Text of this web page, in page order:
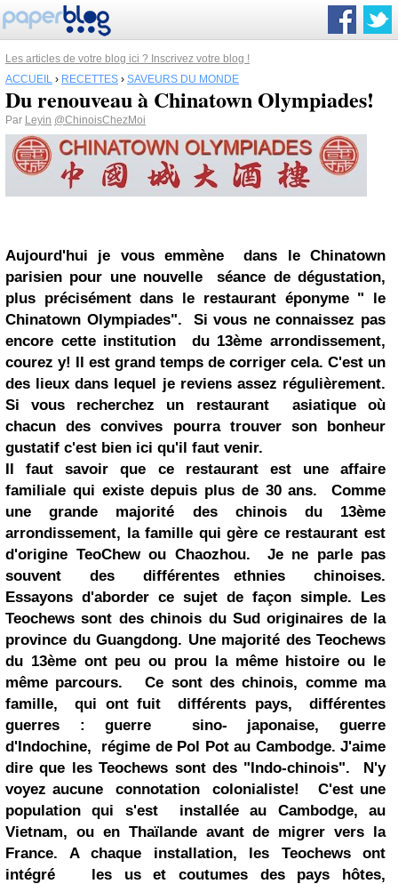
Les articles de votre blog ici ? Inscrivez votre blog !
ACCUEIL › RECETTES › SAVEURS DU MONDE
Du renouveau à Chinatown Olympiades!
Par Leyin @ChinoisChezMoi
Aujourd'hui je vous emmène dans le Chinatown
parisien pour une nouvelle séance de dégustation,
plus précisément dans le restaurant éponyme " le
Chinatown Olympiades". Si vous ne connaissez pas
encore cette institution du 13ème arrondissement,
courez y! Il est grand temps de corriger cela. C'est un
des lieux dans lequel je reviens assez régulièrement.
Si vous recherchez un restaurant asiatique où
chacun des convives pourra trouver son bonheur
gustatif c'est bien ici qu'il faut venir.
Il faut savoir que ce restaurant est une affaire
familiale qui existe depuis plus de 30 ans. Comme
une grande majorité des chinois du 13ème
arrondissement, la famille qui gère ce restaurant est
d'origine TeoChew ou Chaozhou. Je ne parle pas
souvent des différentes ethnies chinoises.
Essayons d'aborder ce sujet de façon simple. Les
Teochews sont des chinois du Sud originaires de la
province du Guangdong. Une majorité des Teochews
du 13ème ont peu ou prou la même histoire ou le
même parcours. Ce sont des chinois, comme ma
famille, qui ont fuit différents pays, différentes
guerres : guerre sino- japonaise, guerre
d'Indochine, régime de Pol Pot au Cambodge. J'aime
dire que les Teochews sont des "Indo-chinois". N'y
voyez aucune connotation colonialiste! C'est une
population qui s'est installée au Cambodge, au
Vietnam, ou en Thaïlande avant de migrer vers la
France. A chaque installation, les Teochews ont
intégré les us et coutumes des pays hôtes,